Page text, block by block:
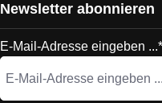
Newsletter abonnieren
E-Mail-Adresse eingeben ...*